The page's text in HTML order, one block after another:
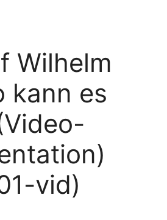
Wilhelm
kann es
vid)